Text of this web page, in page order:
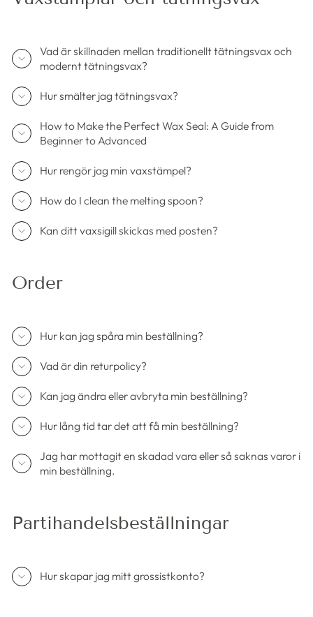
Vad är skillnaden mellan traditionellt tätningsvax och
modernt tätningsvax?
Hur smälter jag tätningsvax?
How to Make the Perfect Wax Seal: A Guide from
Beginner to Advanced
Hur rengör jag min vaxstämpel?
How do I clean the melting spoon?
Kan ditt vaxsigill skickas med posten?
Order
Hur kan jag spåra min beställning?
Vad är din returpolicy?
Kan jag ändra eller avbryta min beställning?
Hur lång tid tar det att få min beställning?
Jag har mottagit en skadad vara eller så saknas varor i
min beställning.
Partihandelsbeställningar
Hur skapar jag mitt grossistkonto?